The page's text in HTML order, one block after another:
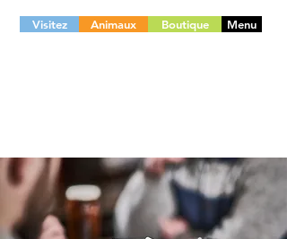
Visitez Animaux Boutique Menu